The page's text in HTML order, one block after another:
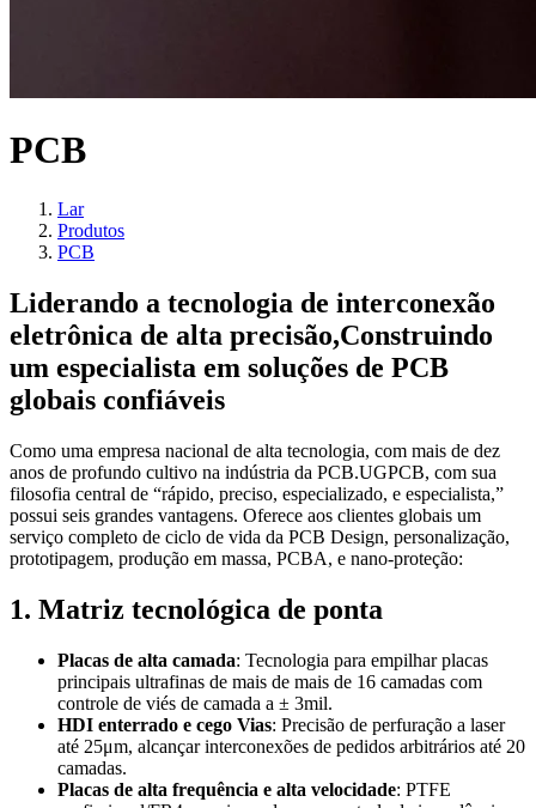
PCB
Lar
Produtos
PCB
Liderando a tecnologia de interconexão
eletrônica de alta precisão,Construindo
um especialista em soluções de PCB
globais confiáveis
Como uma empresa nacional de alta tecnologia, com mais de dez
anos de profundo cultivo na indústria da PCB.UGPCB, com sua
filosofia central de “rápido, preciso, especializado, e especialista,”
possui seis grandes vantagens. Oferece aos clientes globais um
serviço completo de ciclo de vida da PCB Design, personalização,
prototipagem, produção em massa, PCBA, e nano-proteção:
1. Matriz tecnológica de ponta
Placas de alta camada: Tecnologia para empilhar placas
principais ultrafinas de mais de mais de 16 camadas com
controle de viés de camada a ± 3mil.
HDI enterrado e cego Vias: Precisão de perfuração a laser
até 25μm, alcançar interconexões de pedidos arbitrários até 20
camadas.
Placas de alta frequência e alta velocidade: PTFE